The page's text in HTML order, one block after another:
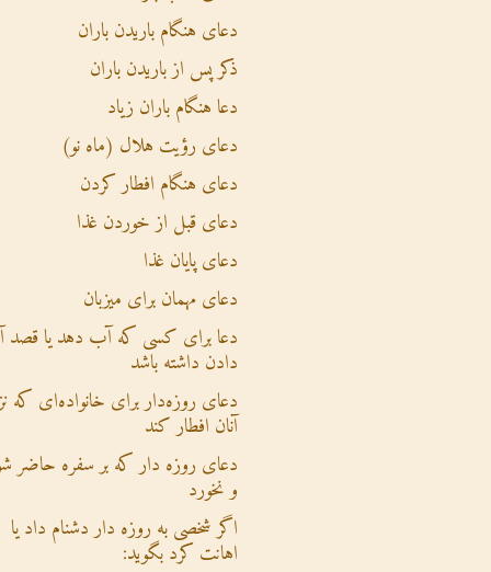
دعای هنگام باریدن باران
ذکر پس از باریدن باران
دعا هنگام باران زیاد
دعای رؤیت هلال (ماه نو)
دعای هنگام افطار کردن
دعای قبل از خوردن غذا
دعای پایان غذا
دعای مهمان برای میزبان
دعا برای کسی که آب دهد یا
دادن داشته باشد
دعای روزه‌دار برای خانواده‌ای که
آنان افطار کند
دعای روزه دار که بر سفره حاضر
و نخورد
اگر شخصی به روزه دار دشنام داد یا
اهانت کرد بگوید: